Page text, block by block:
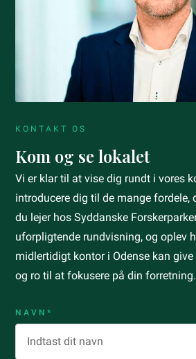
KONTAKT OS
Kom og se lokalet
Vi er klar til at vise dig rundt i vores
introducere dig til de mange fordele,
du lejer hos Syddanske
uforpligtende rundvisning, og oplev
midlertidigt kontor i Odense kan
og ro til at fokusere på din forretning.
NAVN*